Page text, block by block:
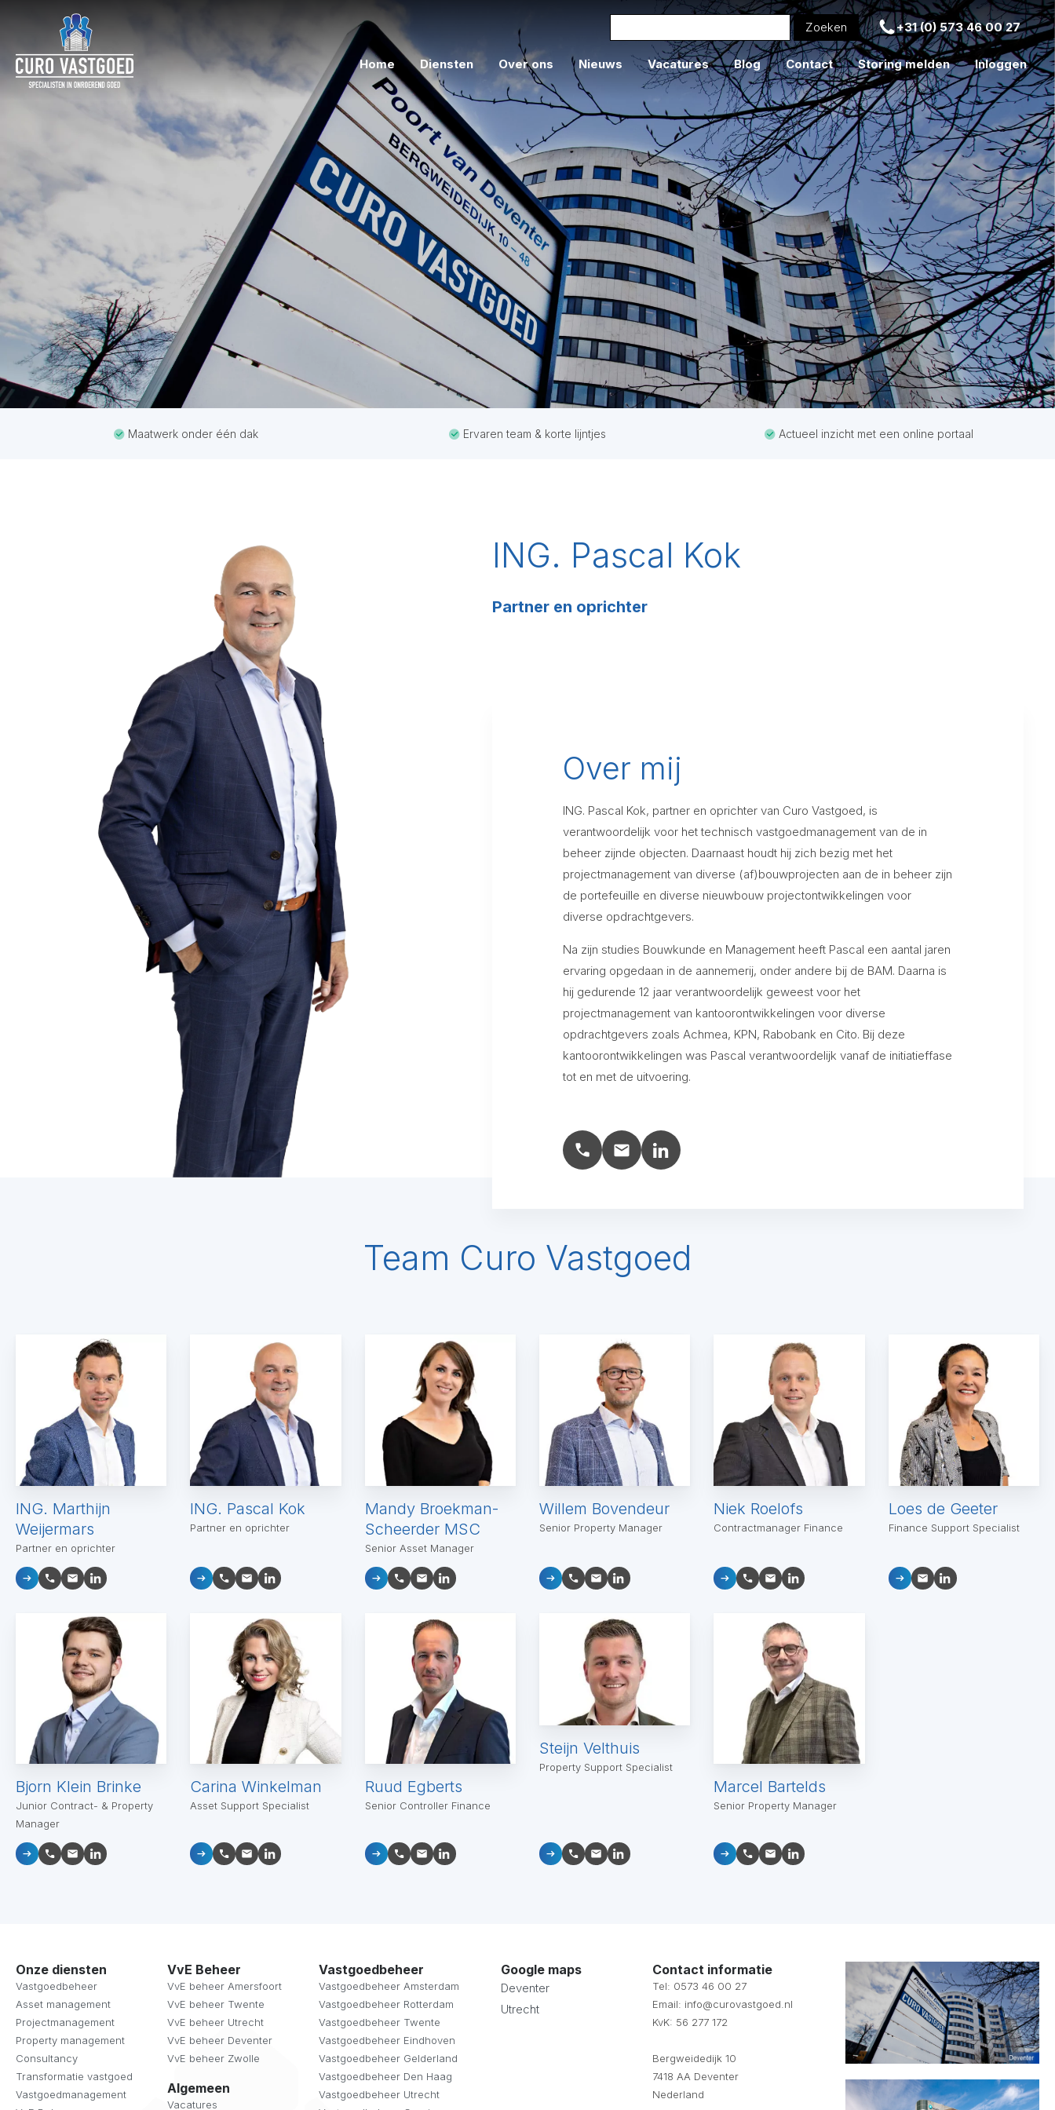
+31 (0) 573 46 00 27
Home Diensten Over ons Nieuws Vacatures Blog Contact Storing melden Inloggen
Maatwerk onder één dak Ervaren team & korte lijntjes Actueel inzicht met een online portaal
ING. Pascal Kok
Partner en oprichter
Over mij
ING. Pascal Kok, partner en oprichter van Curo Vastgoed, is
verantwoordelijk voor het technisch vastgoedmanagement van de in
beheer zijnde objecten. Daarnaast houdt hij zich bezig met het
projectmanagement van diverse (af)bouwprojecten aan de in beheer zijn
de portefeuille en diverse nieuwbouw projectontwikkelingen voor
diverse opdrachtgevers.
Na zijn studies Bouwkunde en Management heeft Pascal een aantal jaren
ervaring opgedaan in de aannemerij, onder andere bij de BAM. Daarna is
hij gedurende 12 jaar verantwoordelijk geweest voor het
projectmanagement van kantoorontwikkelingen voor diverse
opdrachtgevers zoals Achmea, KPN, Rabobank en Cito. Bij deze
kantoorontwikkelingen was Pascal verantwoordelijk vanaf de initiatieffase
tot en met de uitvoering.
Team Curo Vastgoed
ING. Marthijn
Weijermars
Partner en oprichter
ING. Pascal Kok
Partner en oprichter
Mandy Broekman-
Scheerder MSC
Senior Asset Manager
Willem Bovendeur
Senior Property Manager
Niek Roelofs
Contractmanager Finance
Loes de Geeter
Finance Support Specialist
Bjorn Klein Brinke
Junior Contract- & Property
Manager
Carina Winkelman
Asset Support Specialist
Ruud Egberts
Senior Controller Finance
Steijn Velthuis
Property Support Specialist
Marcel Bartelds
Senior Property Manager
Onze diensten
Vastgoedbeheer
Asset management
Projectmanagement
Property management
Consultancy
Transformatie vastgoed
Vastgoedmanagement
VvE Beheer
VvE beheer Amersfoort
VvE beheer Twente
VvE beheer Utrecht
VvE beheer Deventer
VvE beheer Zwolle
Algemeen
Vacatures
Vastgoedbeheer
Vastgoedbeheer Amsterdam
Vastgoedbeheer Rotterdam
Vastgoedbeheer Twente
Vastgoedbeheer Eindhoven
Vastgoedbeheer Gelderland
Vastgoedbeheer Den Haag
Vastgoedbeheer Utrecht
Google maps
Deventer
Utrecht
Contact informatie
Tel: 0573 46 00 27
Email: info@curovastgoed.nl
KvK: 56 277 172
Bergweidedijk 10
7418 AA Deventer
Nederland